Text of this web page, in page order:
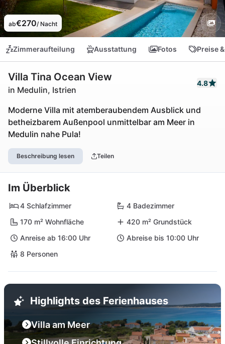
ab€270/ Nacht
Zimmeraufteilung Ausstattung Fotos Preise
Villa Tina Ocean View
in Medulin, Istrien
4.8
Moderne Villa mit atemberaubendem Ausblick und
betheizbarem Außenpool unmittelbar am Meer in
Medulin nahe Pula!
Beschreibung lesen Teilen
Im Überblick
4 Schlafzimmer
4 Badezimmer
170 m² Wohnfläche
420 m² Grundstück
Anreise ab 16:00 Uhr
Abreise bis 10:00 Uhr
8 Personen
Highlights des Ferienhauses
Villa am Meer